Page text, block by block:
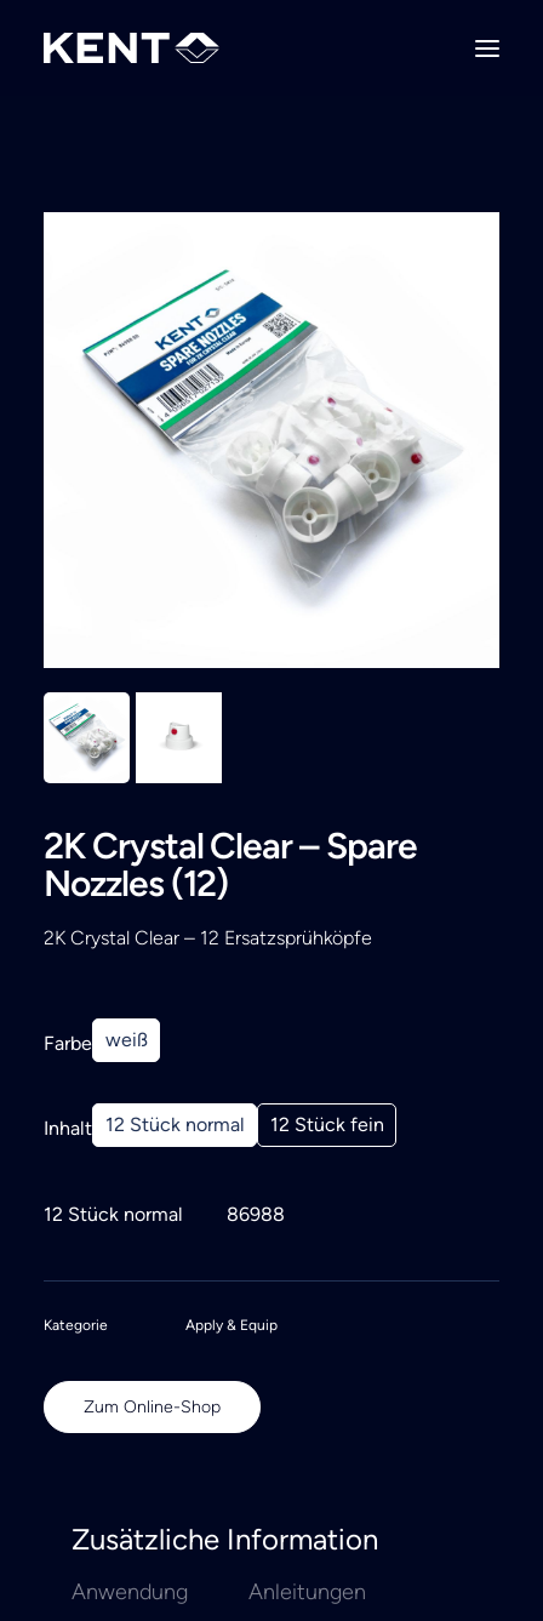
2K Crystal Clear – Spare
Nozzles (12)
2K Crystal Clear – 12 Ersatzsprühköpfe
Farbe weiß
Inhalt 12 Stück normal 12 Stück fein
12 Stück normal 86988
Kategorie Apply & Equip
Zum Online-Shop
Zusätzliche Information
Anwendung Anleitungen